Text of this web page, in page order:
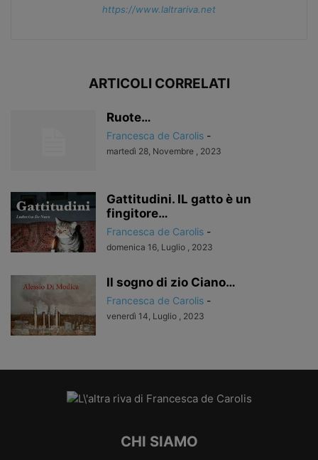
https://www.laltrariva.net
ARTICOLI CORRELATI
Ruote…
Francesca de Carolis -
martedì 28, Novembre , 2023
Gattitudini. IL gatto è un
fingitore…
Francesca de Carolis -
domenica 16, Luglio , 2023
Il sogno di zio Ciano…
Francesca de Carolis -
venerdì 14, Luglio , 2023
CHI SIAMO